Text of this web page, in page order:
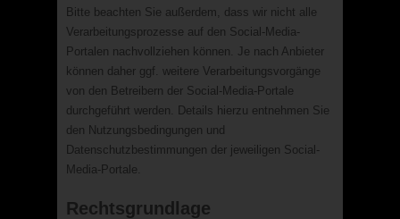
Bitte beachten Sie außerdem, dass wir nicht alle
Verarbeitungsprozesse auf den Social-Media-
Portalen nachvollziehen können. Je nach Anbieter
können daher ggf. weitere Verarbeitungsvorgänge
von den Betreibern der Social-Media-Portale
durchgeführt werden. Details hierzu entnehmen Sie
den Nutzungsbedingungen und
Datenschutzbestimmungen der jeweiligen Social-
Media-Portale.
Rechtsgrundlage